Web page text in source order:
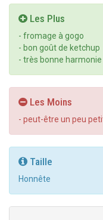
Les Plus
- fromage à gogo
- bon goût de ketchup
- très bonne
Les Moins
- peut-être un peu
Taille
Honnête